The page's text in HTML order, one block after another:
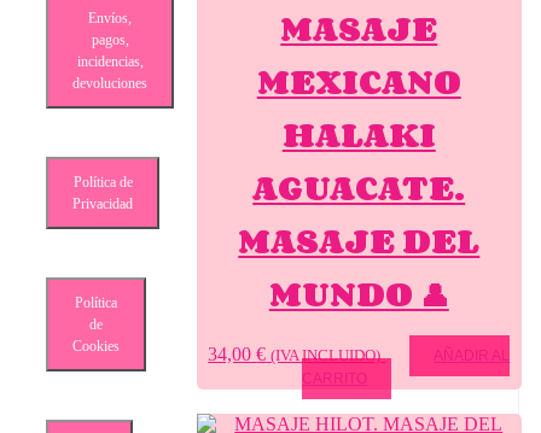
MASAJE
MEXICANO
HALAKI
AGUACATE.
MASAJE DEL
MUNDO 👤
34,00€ (IVA INCLUIDO)
AÑADIR AL
CARRITO
Envíos,
pagos,
incidencias,
devoluciones
Política de
Privacidad
Política
de
Cookies